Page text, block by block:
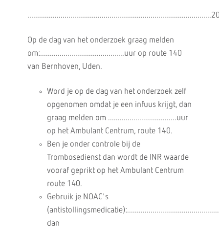
Op de dag van het onderzoek graag melden
om:...........................................uur op route 140
van Bernhoven, Uden.
Word je op de dag van het onderzoek zelf
opgenomen omdat je een infuus krijgt, dan
graag melden om ...................................uur
op het Ambulant Centrum, route 140.
Ben je onder controle bij de
Trombosedienst dan wordt de INR waarde
vooraf geprikt op het Ambulant Centrum
route 140.
Gebruik je NOAC's
dan